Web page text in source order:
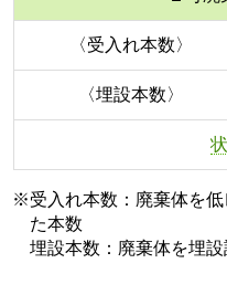
〈受入れ本数〉
〈埋設本数〉
※受入れ本数：廃棄体を
た本数
埋設本数：廃棄体を埋